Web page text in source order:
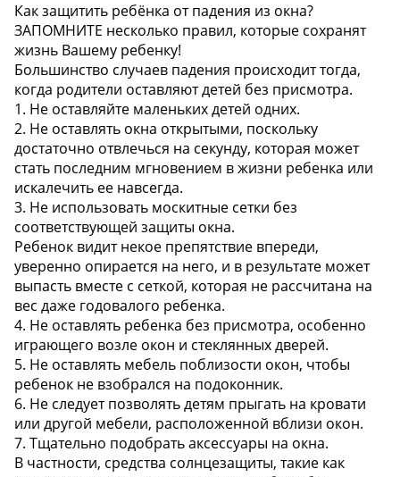
Как защитить ребёнка от падения из окна?
ЗАПОМНИТЕ несколько правил, которые сохранят
жизнь Вашему ребенку!
Большинство случаев падения происходит тогда,
когда родители оставляют детей без присмотра.
1. Не оставляйте маленьких детей одних.
2. Не оставлять окна открытыми, поскольку
достаточно отвлечься на секунду, которая может
стать последним мгновением в жизни ребенка или
искалечить ее навсегда.
3. Не использовать москитные сетки без
соответствующей защиты окна.
Ребенок видит некое препятствие впереди,
уверенно опирается на него, и в результате может
выпасть вместе с сеткой, которая не рассчитана на
вес даже годовалого ребенка.
4. Не оставлять ребенка без присмотра, особенно
играющего возле окон и стеклянных дверей.
5. Не оставлять мебель поблизости окон, чтобы
ребенок не взобрался на подоконник.
6. Не следует позволять детям прыгать на кровати
или другой мебели, расположенной вблизи окон.
7. Тщательно подобрать аксессуары на окна.
В частности, средства солнцезащиты, такие как